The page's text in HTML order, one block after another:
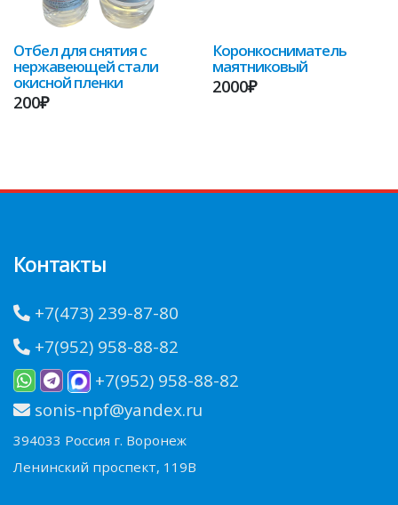
Отбел для снятия с
нержавеющей стали
окисной пленки
200₽
Коронкосниматель
маятниковый
2000₽
Контакты
+7(473) 239-87-80
+7(952) 958-88-82
+7(952) 958-88-82
sonis-npf@yandex.ru
394033 Россия г. Воронеж
Ленинский проспект, 119В